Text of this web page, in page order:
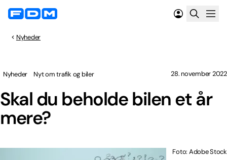
Nyheder
Skal du beholde bilen et år
mere?
Nyheder Nyt om trafik og biler 28. november 2022
Foto: Adobe Stock